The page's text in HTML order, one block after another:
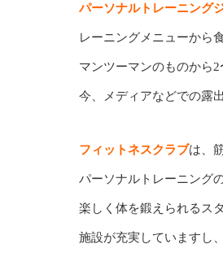
パーソナルトレーニング
レーニングメニューから
マンツーマンのものから
今、メディアなどでの露
フィットネスクラブは、
パーソナルトレーニング
楽しく体を鍛えられるス
施設が充実していますし